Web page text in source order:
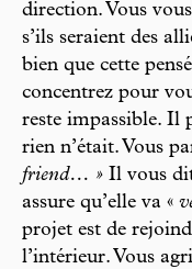
direction. Vous
s’ils seraient des
bien que cette
concentrez pour
reste impassible. Il
rien n’était. Vous
friend… » Il vous
assure qu’elle va «
projet est de
l’intérieur. Vous